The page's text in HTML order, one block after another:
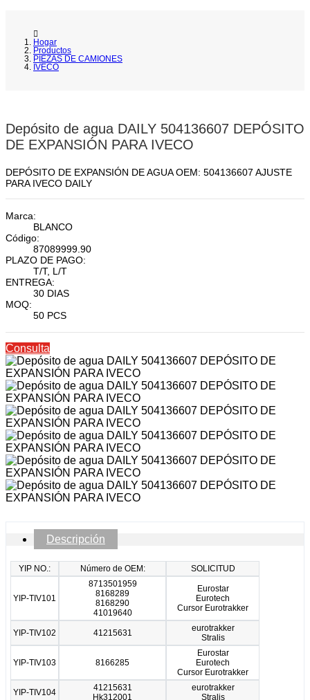
Hogar
Productos
PIEZAS DE CAMIONES
IVECO
Depósito de agua DAILY 504136607 DEPÓSITO
DE EXPANSIÓN PARA IVECO
DEPÓSITO DE EXPANSIÓN DE AGUA OEM: 504136607 AJUSTE
PARA IVECO DAILY
Marca:
BLANCO
Código:
87089999.90
PLAZO DE PAGO:
T/T, L/T
ENTREGA:
30 DIAS
MOQ:
50 PCS
Consulta
Descripción
YIP NO.: Número de OEM: SOLICITUD
YIP-TIV101
8713501959
8168289
8168290
41019640
Eurostar
Eurotech
Cursor Eurotrakker
YIP-TIV102 41215631
eurotrakker
Stralis
YIP-TIV103 8166285
Eurostar
Eurotech
Cursor Eurotrakker
YIP-TIV104
41215631
Hk312001
eurotrakker
Stralis